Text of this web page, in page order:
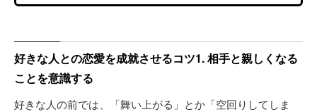
好きな人との恋愛を成就させるコツ1. 相手と親しくなる
ことを意識する
好きな人の前では、「舞い上がる」とか「空回りしてしま